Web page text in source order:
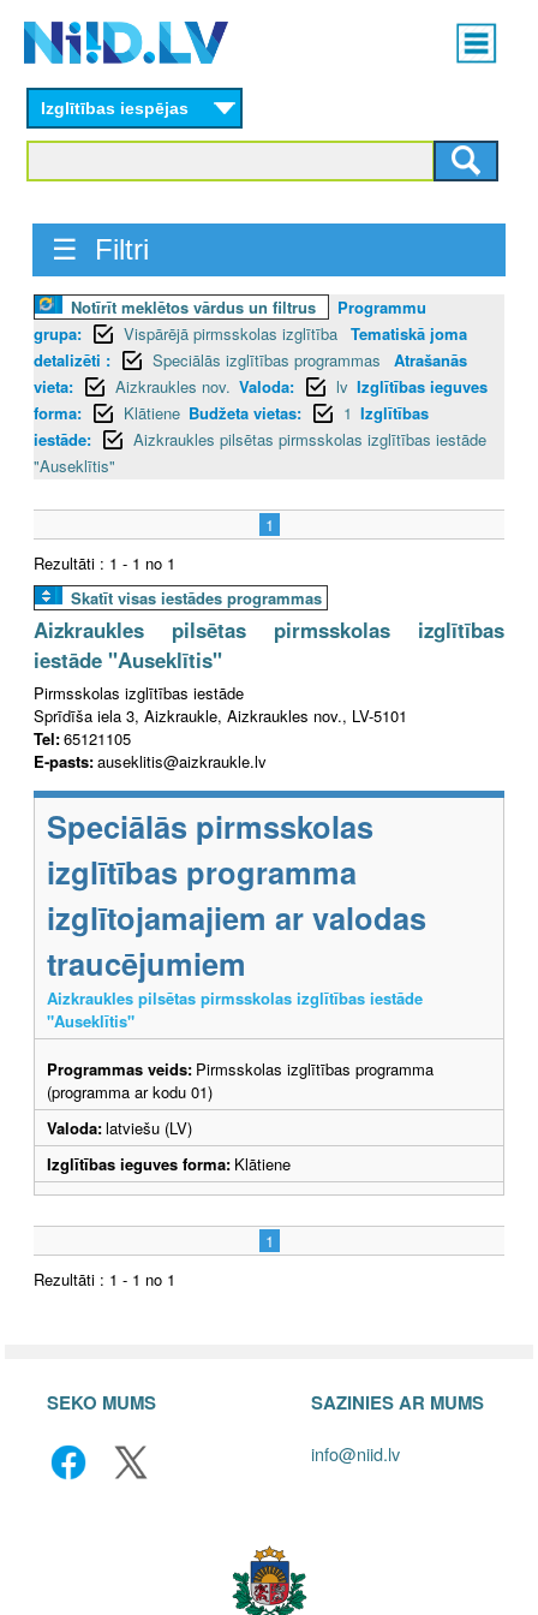
content
Main
menu
Izglītības iespējas
☰ Filtri
Notīrīt meklētos vārdus un filtrus
Programmu
grupa:
Vispārējā pirmsskolas izglītība Tematiskā joma
detalizēti :
Speciālās izglītības programmas
Atrašanās
vieta:
Aizkraukles nov. Valoda: lv Izglītības ieguves
forma:
Klātiene Budžeta vietas: 1 Izglītības
iestāde:
Aizkraukles pilsētas pirmsskolas izglītības iestāde
"Auseklītis"
1
Rezultāti : 1 - 1 no 1
Skatīt visas iestādes programmas
Aizkraukles pilsētas pirmsskolas izglītības
iestāde "Auseklītis"
Pirmsskolas izglītības iestāde
Sprīdīša iela 3, Aizkraukle, Aizkraukles nov., LV-5101
Tel:65121105
E-pasts:auseklitis@aizkraukle.lv
Speciālās pirmsskolas
izglītības programma
izglītojamajiem ar valodas
traucējumiem
Aizkraukles pilsētas pirmsskolas izglītības iestāde
"Auseklītis"
Programmas veids: Pirmsskolas izglītības programma
(programma ar kodu 01)
Valoda:latviešu (LV)
Izglītības ieguves forma: Klātiene
1
Rezultāti : 1 - 1 no 1
SEKO MUMS SAZINIES AR MUMS
info@niid.lv